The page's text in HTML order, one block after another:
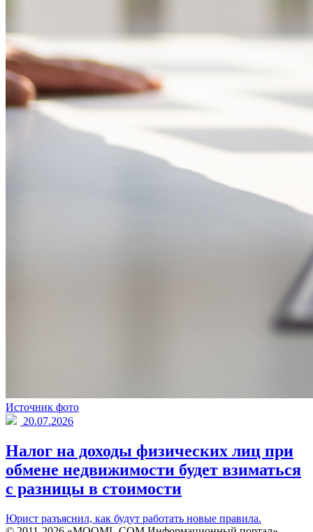
Источник фото
20.07.2026
Налог на доходы физических лиц при
обмене недвижимости будет взиматься
с разницы в стоимости
Юрист разъяснил, как будут работать новые правила.